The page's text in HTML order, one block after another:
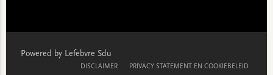
Powered by Lefebvre Sdu
DISCLAIMER PRIVACY STATEMENT EN COOKIEBELEID